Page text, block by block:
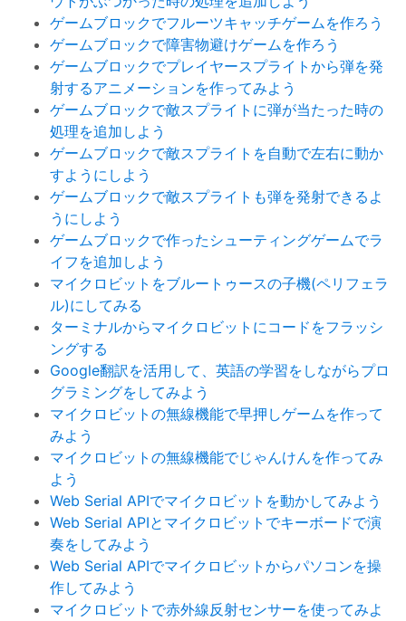
ゲームブロックでフルーツキャッチゲームを作ろう
ゲームブロックで障害物避けゲームを作ろう
ゲームブロックでプレイヤースプライトから弾を発
射するアニメーションを作ってみよう
ゲームブロックで敵スプライトに弾が当たった時の
処理を追加しよう
ゲームブロックで敵スプライトを自動で左右に動か
すようにしよう
ゲームブロックで敵スプライトも弾を発射できるよ
うにしよう
ゲームブロックで作ったシューティングゲームでラ
イフを追加しよう
マイクロビットをブルートゥースの子機(ペリフェラ
ル)にしてみる
ターミナルからマイクロビットにコードをフラッシ
ングする
Google翻訳を活用して、英語の学習をしながらプロ
グラミングをしてみよう
マイクロビットの無線機能で早押しゲームを作って
みよう
マイクロビットの無線機能でじゃんけんを作ってみ
よう
Web Serial APIでマイクロビットを動かしてみよう
Web Serial APIとマイクロビットでキーボードで演
奏をしてみよう
Web Serial APIでマイクロビットからパソコンを操
作してみよう
マイクロビットで赤外線反射センサーを使ってみよ